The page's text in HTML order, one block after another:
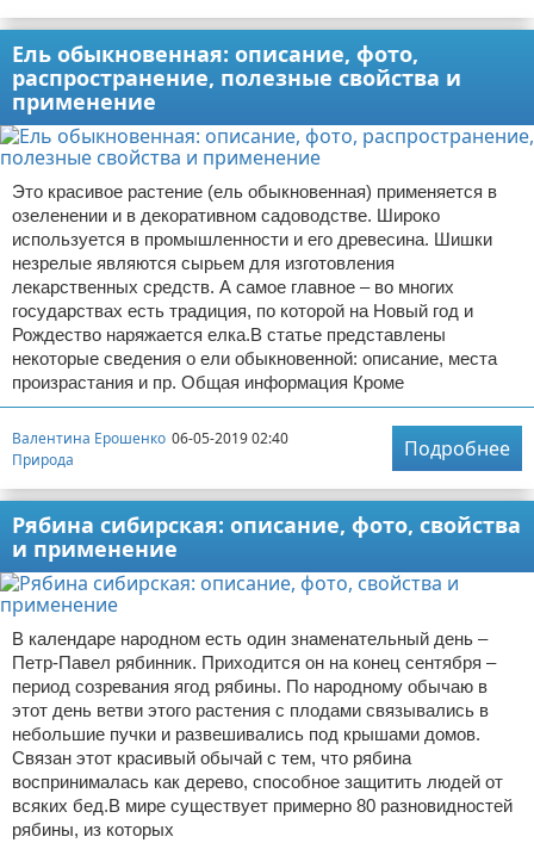
Ель обыкновенная: описание, фото,
распространение, полезные свойства и
применение
Это красивое растение (ель обыкновенная) применяется в
озеленении и в декоративном садоводстве. Широко
используется в промышленности и его древесина. Шишки
незрелые являются сырьем для изготовления
лекарственных средств. А самое главное – во многих
государствах есть традиция, по которой на Новый год и
Рождество наряжается елка.В статье представлены
некоторые сведения о ели обыкновенной: описание, места
произрастания и пр. Общая информация Кроме
Валентина Ерошенко 06-05-2019 02:40
Природа
Подробнее
Рябина сибирская: описание, фото, свойства
и применение
В календаре народном есть один знаменательный день –
Петр-Павел рябинник. Приходится он на конец сентября –
период созревания ягод рябины. По народному обычаю в
этот день ветви этого растения с плодами связывались в
небольшие пучки и развешивались под крышами домов.
Связан этот красивый обычай с тем, что рябина
воспринималась как дерево, способное защитить людей от
всяких бед.В мире существует примерно 80 разновидностей
рябины, из которых